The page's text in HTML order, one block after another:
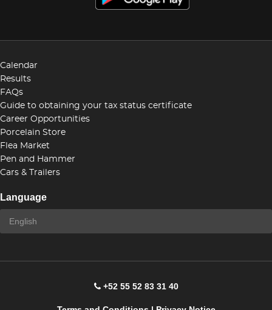
Calendar
Results
FAQs
Guide to obtaining your tax status certificate
Career Opportunities
Porcelain Store
Flea Market
Pen and Hammer
Cars & Trailers
Language
+52 55 52 83 31 40